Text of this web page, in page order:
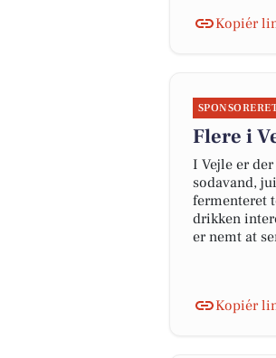
Kopiér
Flere i
I Vejle er
sodavand,
fermenteret
drikken
er nemt at
Kopiér